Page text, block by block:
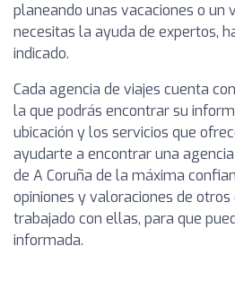
planeando unas vacaciones o un
necesitas la ayuda de expertos,
indicado.
Cada agencia de viajes cuenta
la que podrás encontrar su
ubicación y los servicios que
ayudarte a encontrar una
de A Coruña de la máxima
opiniones y valoraciones de
trabajado con ellas, para que
informada.